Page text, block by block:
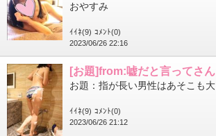
おやすみ
ｲｲﾈ(9) ｺﾒﾝﾄ(0)
2023/06/26 22:16
[お題]from:嘘だと言ってさん
ｲｲﾈ(9) ｺﾒﾝﾄ(0)
2023/06/26 21:12